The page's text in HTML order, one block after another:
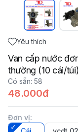
Yêu thích
Van cấp nước
thường (10 cái/túi)
Có sẵn: 58
48.000đ
Đơn vị: